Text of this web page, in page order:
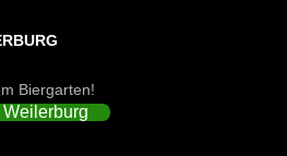
Biergarten!
Weilerburg